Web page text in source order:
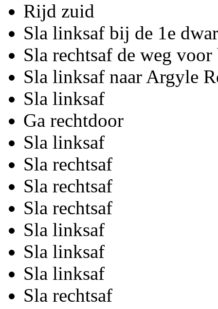
Rijd zuid
Sla linksaf bij de 1e
Sla rechtsaf de weg
Sla linksaf naar Argyle
Sla linksaf
Ga rechtdoor
Sla linksaf
Sla rechtsaf
Sla rechtsaf
Sla rechtsaf
Sla linksaf
Sla linksaf
Sla linksaf
Sla rechtsaf